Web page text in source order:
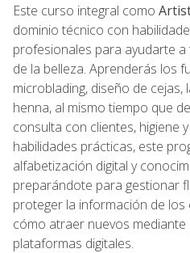
Este curso integral como
dominio técnico con
profesionales para ayudarte
de la belleza. Aprenderás los
microblading, diseño de cejas,
henna, al mismo tiempo que
consulta con clientes, higiene
habilidades prácticas, este
alfabetización digital y
preparándote para gestionar
proteger la información de
cómo atraer nuevos mediante
plataformas digitales.